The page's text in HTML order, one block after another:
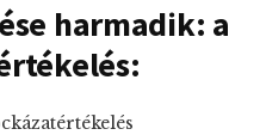
harmadik: a